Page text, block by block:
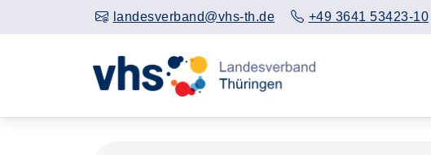
landesverband@vhs-th.de +49 3641 53423-10